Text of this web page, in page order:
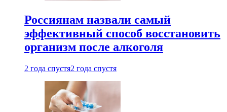
Россиянам назвали самый
эффективный способ восстановить
организм после алкоголя
2 года спустя2 года спустя